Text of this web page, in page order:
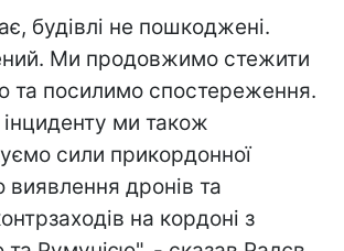
будівлі не пошкоджені.
Ми продовжимо стежити
та посилимо спостереження.
інциденту ми також
сили прикордонної
виявлення дронів та
на кордоні з